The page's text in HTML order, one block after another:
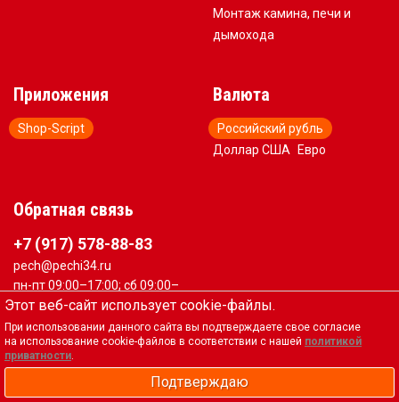
Монтаж камина, печи и
дымохода
Приложения
Shop-Script
Валюта
Российский рубль
Доллар США
Евро
Обратная связь
+7 (917) 578-88-83
pech@pechi34.ru
пн-пт 09:00–17:00; сб 09:00–
15:00
Вся представленная на сайте информация, касающаяся
технических характеристик, наличия на складе,
стоимости товаров, носит информационный характер и
не является публичной офертой, определяемой
Этот веб-сайт использует cookie-файлы.
При использовании данного сайта вы подтверждаете свое согласие
на использование cookie-файлов в соответствии с нашей политикой
приватности.
Подтверждаю